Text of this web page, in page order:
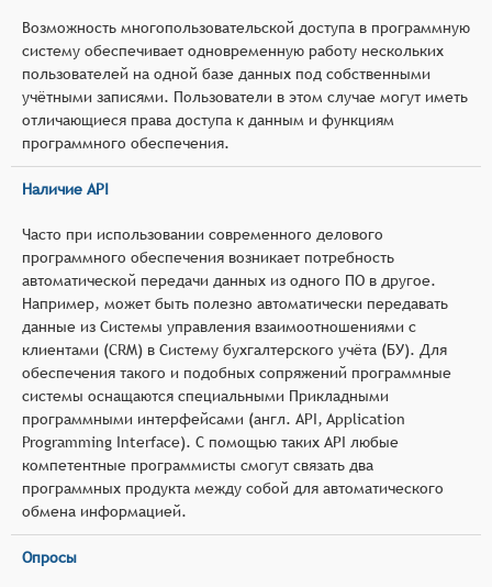
Возможность многопользовательской доступа в программную
систему обеспечивает одновременную работу нескольких
пользователей на одной базе данных под собственными
учётными записями. Пользователи в этом случае могут иметь
отличающиеся права доступа к данным и функциям
программного обеспечения.
Наличие API
Часто при использовании современного делового
программного обеспечения возникает потребность
автоматической передачи данных из одного ПО в другое.
Например, может быть полезно автоматически передавать
данные из Системы управления взаимоотношениями с
клиентами (CRM) в Систему бухгалтерского учёта (БУ). Для
обеспечения такого и подобных сопряжений программные
системы оснащаются специальными Прикладными
программными интерфейсами (англ. API, Application
Programming Interface). С помощью таких API любые
компетентные программисты смогут связать два
программных продукта между собой для автоматического
обмена информацией.
Опросы